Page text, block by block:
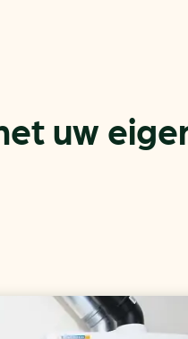
MKB energie
Subsidiewijzer
uw